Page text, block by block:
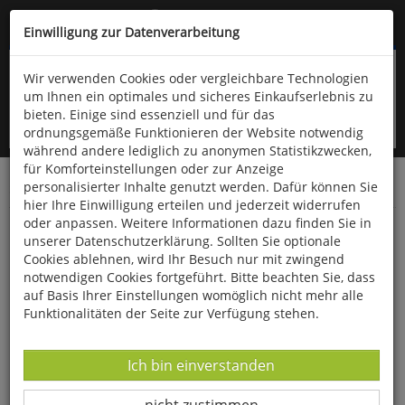
Kompletten Head der Seite überspringen
oder (06766) 9323-960
Startseite Bücher Psychologie
Nachtaktiv
Einwilligung zur Datenverarbeitung
Wir verwenden Cookies oder vergleichbare Technologien
um Ihnen ein optimales und sicheres Einkaufserlebnis zu
bieten. Einige sind essenziell und für das
ordnungsgemäße Funktionieren der Website notwendig
während andere lediglich zu anonymen Statistikzwecken,
für Komforteinstellungen oder zur Anzeige
personalisierter Inhalte genutzt werden. Dafür können Sie
hier Ihre Einwilligung erteilen und jederzeit widerrufen
oder anpassen. Weitere Informationen dazu finden Sie in
unserer Datenschutzerklärung. Sollten Sie optionale
Cookies ablehnen, wird Ihr Besuch nur mit zwingend
notwendigen Cookies fortgeführt. Bitte beachten Sie, dass
auf Basis Ihrer Einstellungen womöglich nicht mehr alle
Funktionalitäten der Seite zur Verfügung stehen.
Datenverarbeitung -
Ich bin einverstanden